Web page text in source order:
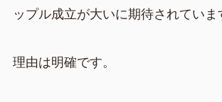
ップル成立が大いに期待されていま
理由は明確です。